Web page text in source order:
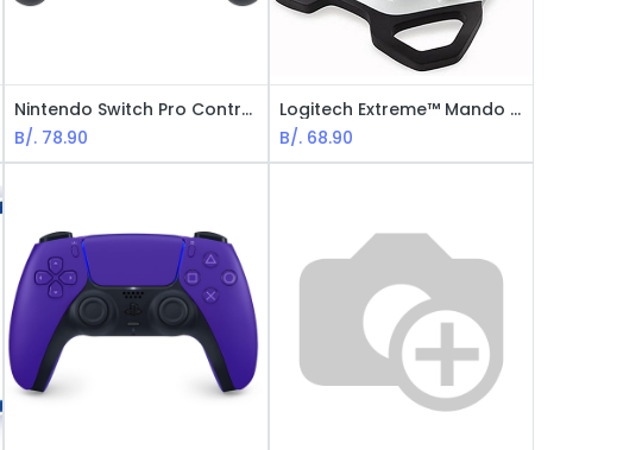
Nintendo Switch Pro Controller Wireless - Original
B/. 78.90
Logitech Extreme™ Mando de videojuegos 3D Pro / Inalámbrico / USB / Gris
B/. 68.90